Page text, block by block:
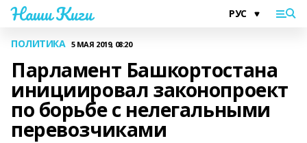
Наши Киги
ПОЛИТИКА 5 МАЯ 2019, 08:20
Парламент Башкортостана
инициировал законопроект
по борьбе с нелегальными
перевозчиками